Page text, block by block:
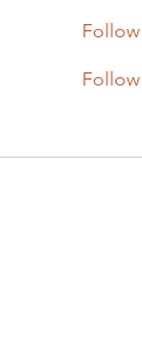
Follow
Follow